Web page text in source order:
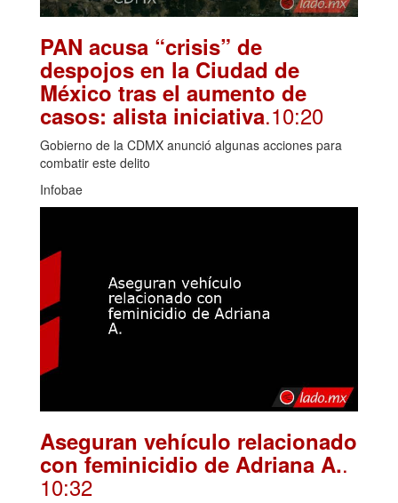
PAN acusa “crisis” de
despojos en la Ciudad de
México tras el aumento de
casos: alista iniciativa.10:20
Gobierno de la CDMX anunció algunas acciones para
combatir este delito
Infobae
Aseguran vehículo relacionado
con feminicidio de Adriana A..
10:32